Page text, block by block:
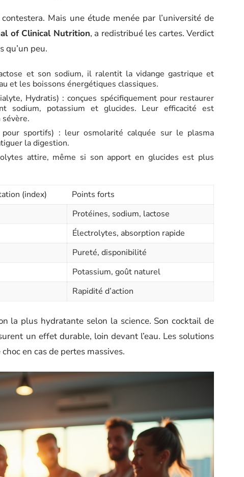
Mais une étude menée par l’université de
of Clinical Nutrition, a redistribué les cartes. Verdict
qu’un peu.
et son sodium, il ralentit la vidange gastrique et
et les boissons énergétiques classiques.
Hydratis) : conçues spécifiquement pour restaurer
sodium, potassium et glucides. Leur efficacité est
pour sportifs) : leur osmolarité calquée sur le plasma
la digestion.
attire, même si son apport en glucides est plus
(index)
Points forts
Protéines, sodium, lactose
Électrolytes, absorption rapide
Pureté, disponibilité
Potassium, goût naturel
Rapidité d’action
la plus hydratante selon la science. Son cocktail de
un effet durable, loin devant l’eau. Les solutions
en cas de pertes massives.